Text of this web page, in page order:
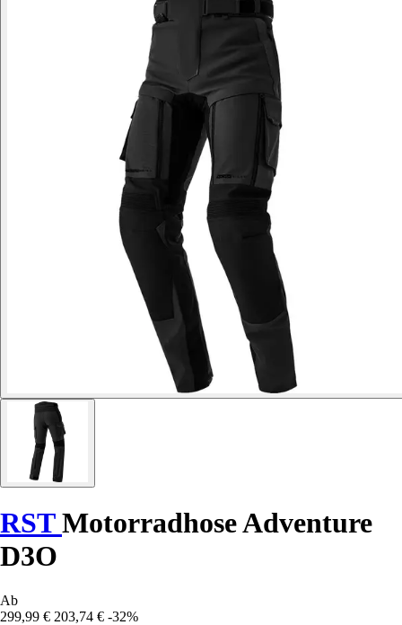
RSTMotorradhose Adventure
D3O
Ab
299,99 € 203,74 € -32%